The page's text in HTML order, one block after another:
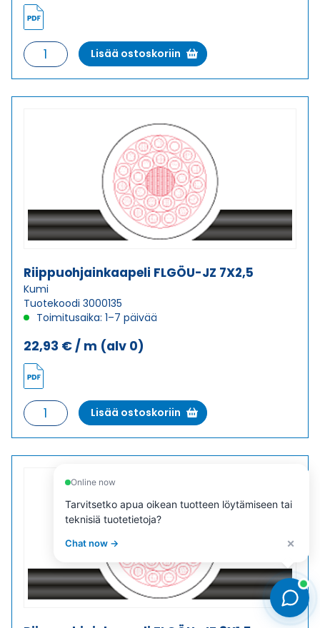
Riippuohjainkaapeli
FLGÖU-
JZ
Lisää ostoskoriin
Riippuohjainkaapeli FLGÖU-JZ 7X2,5
Kumi
Tuotekoodi 3000135
Toimitusaika: 1–7 päivää
22,93 € / m (alv 0)
Riippuohjainkaapeli
FLGÖU-
JZ
Lisää ostoskoriin
Online now
Tarvitsetko apua oikean tuotteen löytämiseen tai
teknisiä tuotetietoja?
Chat now → ×